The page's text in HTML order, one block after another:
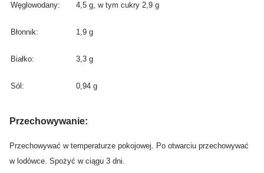
Węglowodany: 4,5 g, w tym cukry 2,9 g
Błonnik: 1,9 g
Białko: 3,3 g
Sól: 0,94 g
Przechowywanie:
Przechowywać w temperaturze pokojowej. Po otwarciu przechowywać
w lodówce. Spożyć w ciągu 3 dni.